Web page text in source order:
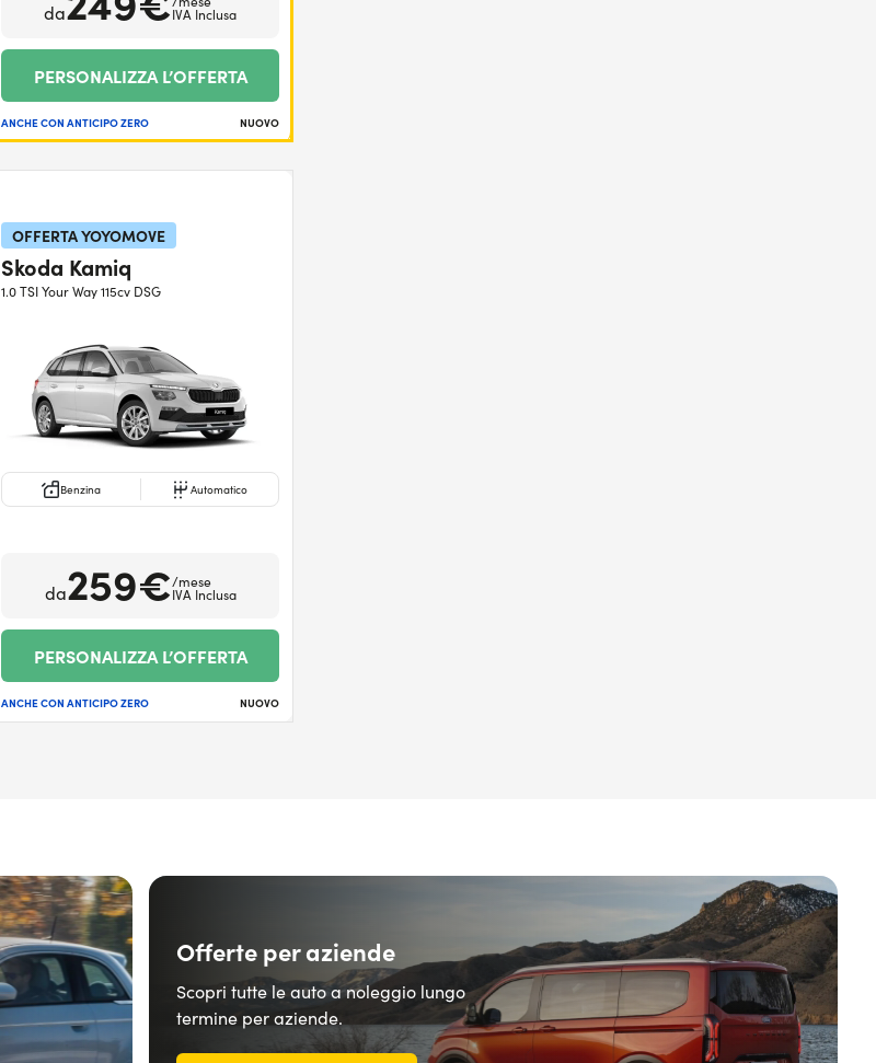
da IVA Inclusa
PERSONALIZZA L’OFFERTA
ANCHE CON ANTICIPO ZERO NUOVO
OFFERTA YOYOMOVE
Skoda Kamiq
1.0 TSI Your Way 115cv DSG
Benzina Automatico
da259€/mese
IVA Inclusa
PERSONALIZZA L’OFFERTA
ANCHE CON ANTICIPO ZERO NUOVO
Offerte per aziende
Scopri tutte le auto a noleggio lungo
termine per aziende.